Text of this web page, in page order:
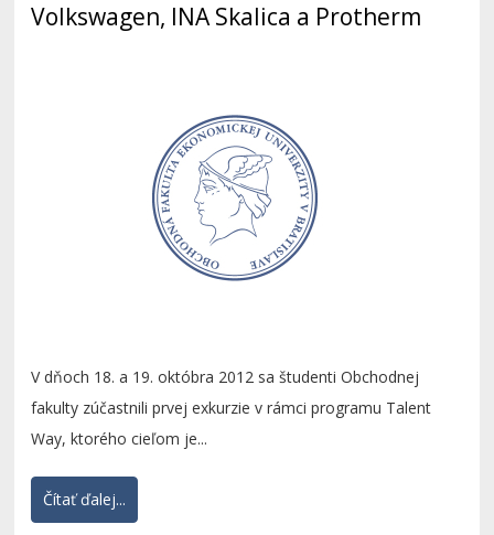
Volkswagen, INA Skalica a Protherm
V dňoch 18. a 19. októbra 2012 sa študenti Obchodnej
fakulty zúčastnili prvej exkurzie v rámci programu Talent
Way, ktorého cieľom je...
Čítať ďalej...